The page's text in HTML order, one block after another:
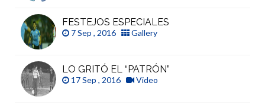
FESTEJOS ESPECIALES
7 Sep , 2016 Gallery
LO GRITÓ EL “PATRÓN”
17 Sep , 2016 Video